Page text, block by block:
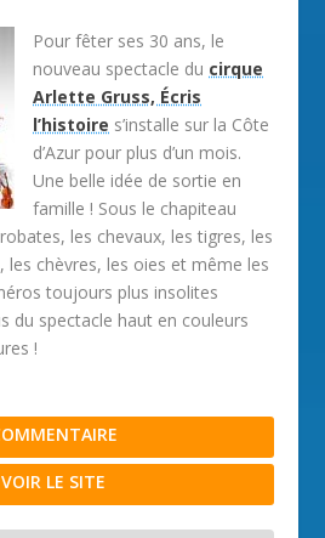
Pour fêter ses 30 ans, le
nouveau spectacle du cirque
Arlette Gruss, Écris
l’histoire s’installe sur la Côte
d’Azur pour plus d’un mois.
Une belle idée de sortie en
famille ! Sous le chapiteau
les chevaux, les tigres, les
les chèvres, les oies et même les
toujours plus insolites
du spectacle haut en couleurs
!
VOIR LE SITE